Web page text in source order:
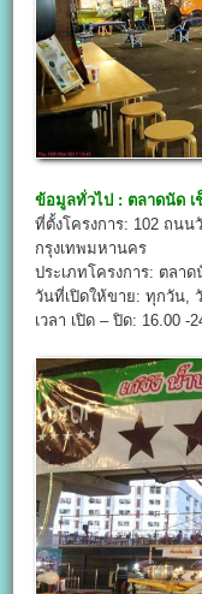
ข้อมูลทั่วไป : ตลาดนัด
ที่ตั้งโครงการ: 102 ถนน
กรุงเทพมหานคร
ประเภทโครงการ: ตลาด
วันที่เปิดให้ขาย: ทุกวัน,
เวลา เปิด – ปิด: 16.00 -